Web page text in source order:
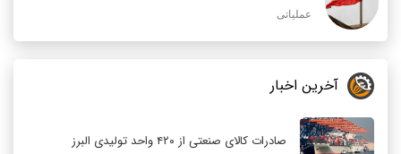
عملیاتی
آخرین اخبار
صادرات کالای صنعتی از ۴۲۰ واحد تولیدی البرز